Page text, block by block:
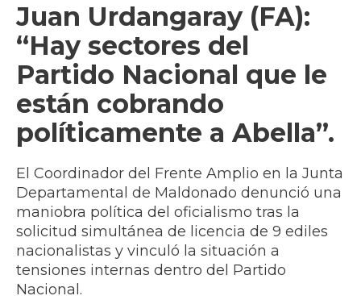
Juan Urdangaray (FA):
“Hay sectores del
Partido Nacional que le
están cobrando
políticamente a Abella”.
El Coordinador del Frente Amplio en la Junta
Departamental de Maldonado denunció una
maniobra política del oficialismo tras la
solicitud simultánea de licencia de 9 ediles
nacionalistas y vinculó la situación a
tensiones internas dentro del Partido
Nacional.